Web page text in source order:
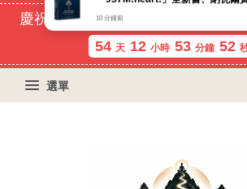
慶祝蝦皮好評過萬！買399免運費,
54 天 12 小時 53 分鐘 52
選單